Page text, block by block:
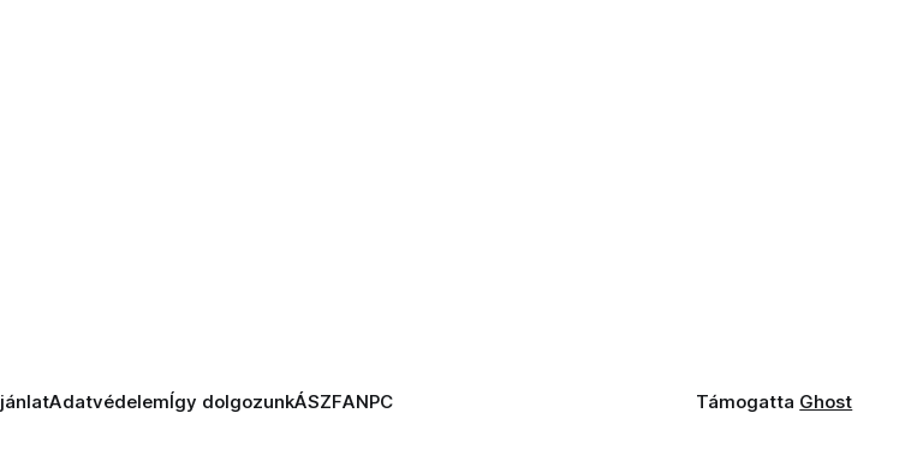
AdatvédelemÍgy dolgozunkÁSZFANPC Támogatta Ghost